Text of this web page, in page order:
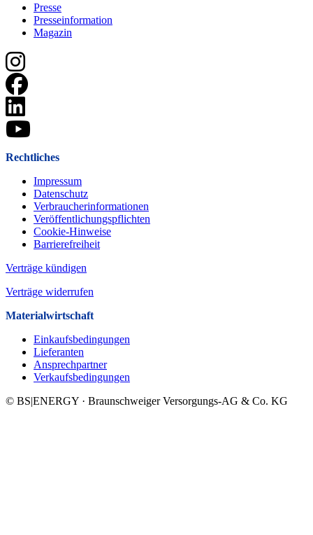
Presse
Presseinformation
Magazin
Rechtliches
Impressum
Datenschutz
Verbraucherinformationen
Veröffentlichungspflichten
Cookie-Hinweise
Barrierefreiheit
Verträge kündigen
Verträge widerrufen
Materialwirtschaft
Einkaufsbedingungen
Lieferanten
Ansprechpartner
Verkaufsbeding­ungen
© BS|ENERGY · Braunschweiger Versorgungs-AG & Co. KG